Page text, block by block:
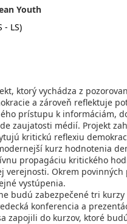
Youth
- LS)
ktorý vychádza z
a zároveň reflektuje
prístupu k informáciám,
zaujatosti médií. Projekt
kritickú reflexiu
kurz hodnotenia
propagáciu kritického
verejnosti. Okrem
vystúpenia.
budú zabezpečené tri
konferencia a
zapojili do kurzov, ktoré